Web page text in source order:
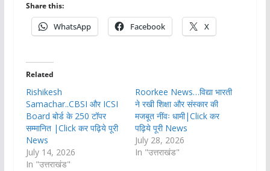
Share this:
WhatsApp Facebook X
Related
Rishikesh
Samachar..CBSI और ICSI
Board बोर्ड के 250 टॉपर
सम्मानित |Click कर पढ़िये पूरी
News
July 14, 2026
In "उत्तराखंड"
Roorkee News…विद्या भारती
ने रखी शिक्षा और संस्कार की
मजबूत नींवः धामी|Click कर
पढ़िये पूरी News
July 28, 2026
In "उत्तराखंड"